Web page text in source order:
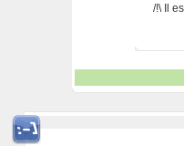
/!\ Il